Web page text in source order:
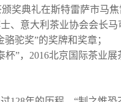
奖典礼在斯特雷萨市马
、意大利茶业协会会长
驼奖”的奖牌和奖章；
”，2016北京国际茶业展